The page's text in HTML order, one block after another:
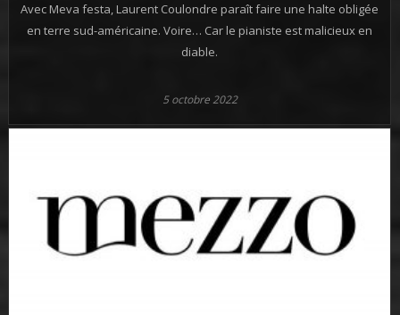
Avec Meva festa, Laurent Coulondre paraît faire une halte obligée
en terre sud-américaine. Voire… Car le pianiste est malicieux en
diable.
5 octobre 2022